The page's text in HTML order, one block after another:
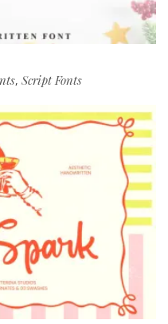
, Script Fonts